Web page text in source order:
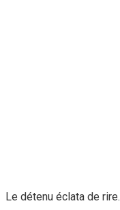
Le détenu éclata de rire.